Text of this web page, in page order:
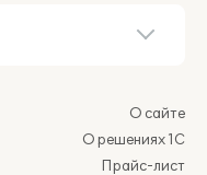
О сайте
О решениях 1С
Прайс-лист